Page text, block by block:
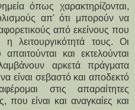
όπως χαρακτηρίζονται,
απ' ότι μπορούν να
από εκείνους που
η λειτουργικότητά τους. Οι
και εκτελούνται
αρκετά πράγματα
είναι σεβαστό και αποδεκτό
στις απαραίτητες
που είναι και αναγκαίες και